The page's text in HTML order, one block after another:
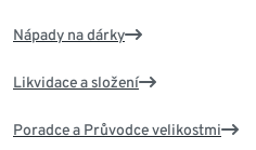
Nápady na dárky
Likvidace a složení
Poradce a Průvodce velikostmi